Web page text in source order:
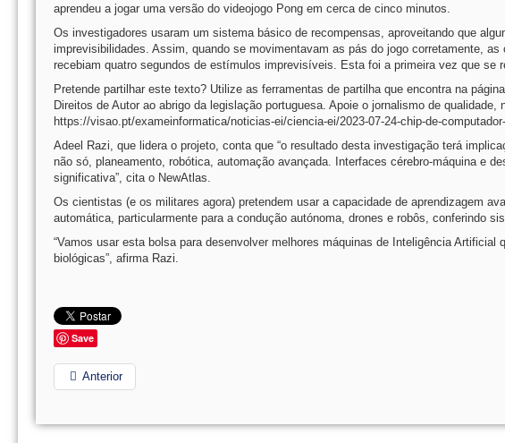
aprendeu a jogar uma versão do videojogo Pong em cerca de cinco minutos.
Os investigadores usaram um sistema básico de recompensas, aproveitando que
imprevisibilidades. Assim, quando se movimentavam as pás do jogo corretamente,
recebiam quatro segundos de estímulos imprevisíveis. Esta foi a primeira vez que se
Pretende partilhar este texto? Utilize as ferramentas de partilha que encontra na
Direitos de Autor ao abrigo da legislação portuguesa. Apoie o jornalismo de qualidade,
https://visao.pt/exameinformatica/noticias-ei/ciencia-ei/2023-07-24-chip-de-
Adeel Razi, que lidera o projeto, conta que “o resultado desta investigação terá
não só, planeamento, robótica, automação avançada. Interfaces cérebro-máquina e
significativa”, cita o NewAtlas.
Os cientistas (e os militares agora) pretendem usar a capacidade de aprendizagem
automática, particularmente para a condução autónoma, drones e robôs, conferindo
“Vamos usar esta bolsa para desenvolver melhores máquinas de Inteligência Artificial
biológicas”, afirma Razi.
Save
Anterior